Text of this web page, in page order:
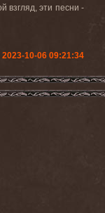
взгляд, эти песни -
2023-10-06 09:21:34